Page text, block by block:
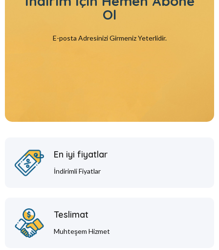
Ol
E-posta Adresinizi Girmeniz Yeterlidir.
En iyi fiyatlar
İndirimli Fiyatlar
Teslimat
Muhteşem Hizmet